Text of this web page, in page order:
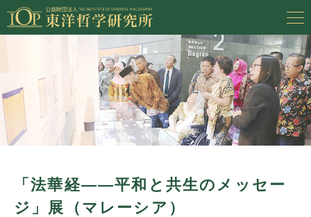
「法華経――平和と共生のメッセー
ジ」展（マレーシア）